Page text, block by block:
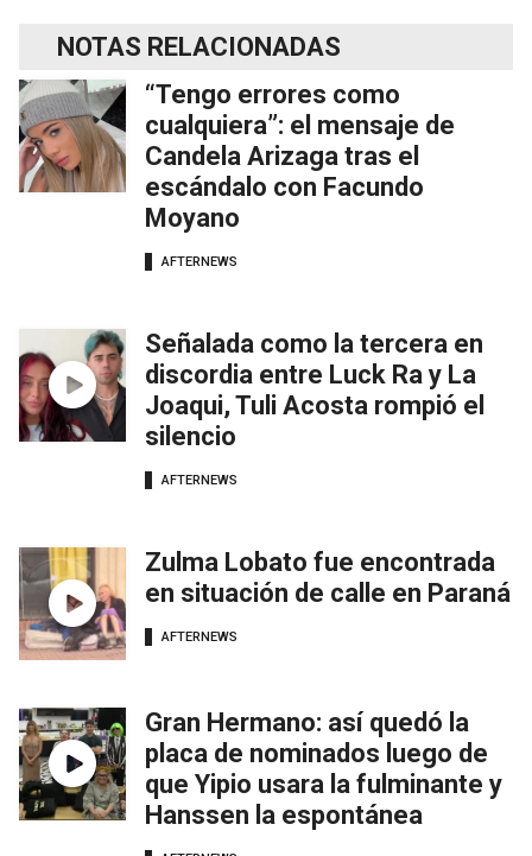
NOTAS RELACIONADAS
“Tengo errores como
cualquiera”: el mensaje de
Candela Arizaga tras el
escándalo con Facundo
Moyano
AFTERNEWS
Señalada como la tercera en
discordia entre Luck Ra y La
Joaqui, Tuli Acosta rompió el
silencio
AFTERNEWS
Zulma Lobato fue encontrada
en situación de calle en Paraná
AFTERNEWS
Gran Hermano: así quedó la
placa de nominados luego de
que Yipio usara la fulminante y
Hanssen la espontánea